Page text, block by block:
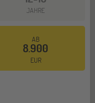
JAHRE
AB
8.900
EUR